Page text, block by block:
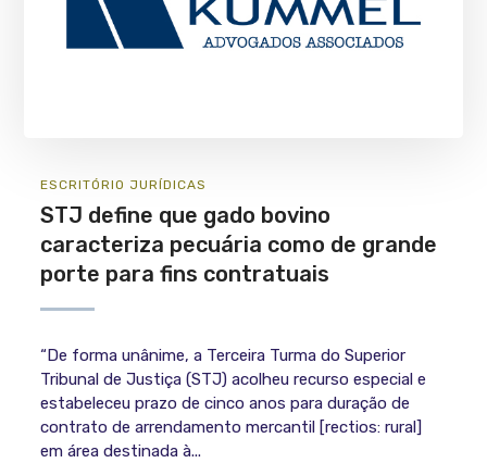
ESCRITÓRIO JURÍ­DICAS
STJ define que gado bovino
caracteriza pecuária como de grande
porte para fins contratuais
“De forma unânime, a Terceira Turma do Superior
Tribunal de Justiça (STJ) acolheu recurso especial e
estabeleceu prazo de cinco anos para duração de
contrato de arrendamento mercantil [rectios: rural]
em área destinada à...